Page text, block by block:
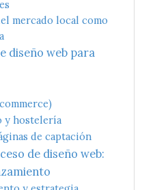
mercado local como
diseño web para
y hostelería
de captación
de diseño web: